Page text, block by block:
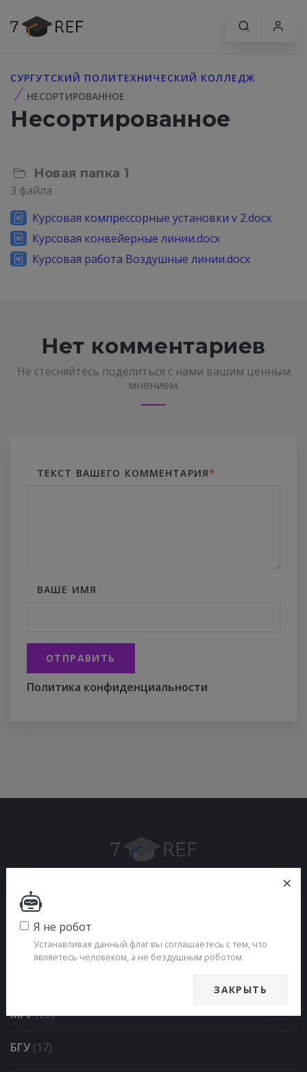
СУРГУТСКИЙ ПОЛИТЕХНИЧЕСКИЙ КОЛЛЕДЖ
НЕСОРТИРОВАННОЕ
Несортированное
Новая папка 1
3 файла
Курсовая компрессорные установки v 2.docx
Курсовая конвейерные линии.docx
Курсовая работа Воздушные линии.docx
Нет комментариев
Не стесняйтесь поделиться с нами вашим ценным
мнением.
ТЕКСТ ВАШЕГО КОММЕНТАРИЯ*
ВАШЕ ИМЯ
ОТПРАВИТЬ
Политика конфиденциальности
Учебные материалы для студентов — справочники,
пособия, учебники, лекции, конспекты, документы,
МГУ(20)
БГУ(17)
×
Я не робот
Устанавливая данный флаг вы соглашаетесь с тем, что
являетесь человеком, а не бездушным роботом.
ЗАКРЫТЬ